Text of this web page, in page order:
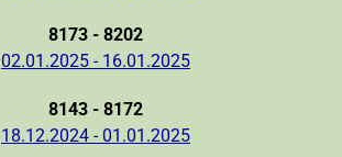
8173 - 8202
02.01.2025 - 16.01.2025
8143 - 8172
18.12.2024 - 01.01.2025